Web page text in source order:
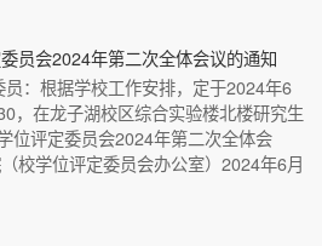
员会2024年第二次全体会议的通知
：根据学校工作安排，定于2024年6
，在龙子湖校区综合实验楼北楼研究生
位评定委员会2024年第二次全体会
校学位评定委员会办公室）2024年6月